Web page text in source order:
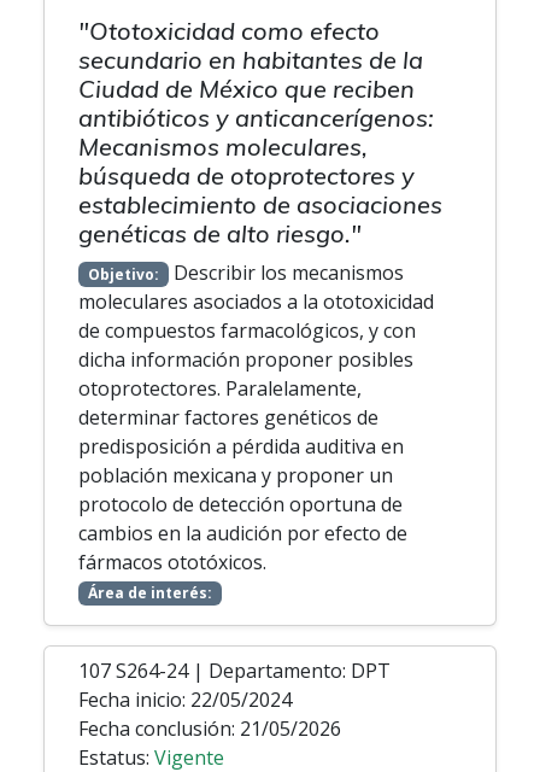
"Ototoxicidad como efecto
secundario en habitantes de la
Ciudad de México que reciben
antibióticos y anticancerígenos:
Mecanismos moleculares,
búsqueda de otoprotectores y
establecimiento de asociaciones
genéticas de alto riesgo."
Objetivo: Describir los mecanismos
moleculares asociados a la ototoxicidad
de compuestos farmacológicos, y con
dicha información proponer posibles
otoprotectores. Paralelamente,
determinar factores genéticos de
predisposición a pérdida auditiva en
población mexicana y proponer un
protocolo de detección oportuna de
cambios en la audición por efecto de
fármacos ototóxicos.
Área de interés:
107 S264-24 | Departamento: DPT
Fecha inicio: 22/05/2024
Fecha conclusión: 21/05/2026
Estatus: Vigente